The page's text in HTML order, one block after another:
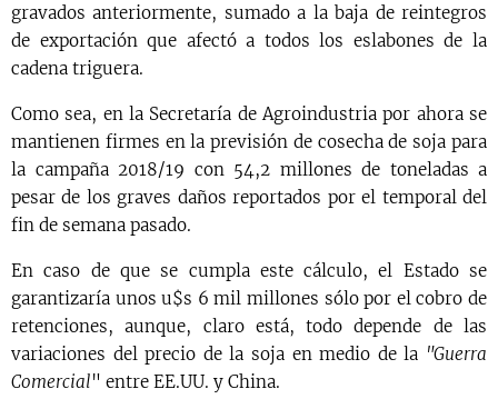
gravados anteriormente, sumado a la baja de reintegros
de exportación que afectó a todos los eslabones de la
cadena triguera.
Como sea, en la Secretaría de Agroindustria por ahora se
mantienen firmes en la previsión de cosecha de soja para
la campaña 2018/19 con 54,2 millones de toneladas a
pesar de los graves daños reportados por el temporal del
fin de semana pasado.
En caso de que se cumpla este cálculo, el Estado se
garantizaría unos u$s 6 mil millones sólo por el cobro de
retenciones, aunque, claro está, todo depende de las
variaciones del precio de la soja en medio de la "Guerra
Comercial" entre EE.UU. y China.